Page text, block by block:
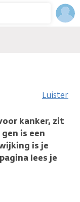
Luister
kanker, zit
is een
is je
lees je